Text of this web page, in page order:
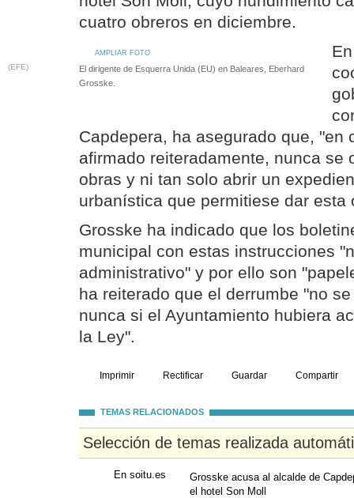
cuatro obreros en diciembre.
AMPLIAR FOTO
(EFE)
El dirigente de Esquerra Unida (EU) en Baleares, Eberhard
Grosske.
Capdepera, ha asegurado que, "en
afirmado reiteradamente, nunca se
obras y ni tan solo abrir un
urbanística que permitiese dar esta
Grosske ha indicado que los
municipal con estas instrucciones
administrativo" y por ello son
ha reiterado que el derrumbe "no
nunca si el Ayuntamiento hubiera
la Ley".
Imprimir Rectificar Guardar Compartir
TEMAS RELACIONADOS
Selección de temas realizada
En soitu.es
Grosske acusa al alcalde de
el hotel Son Moll